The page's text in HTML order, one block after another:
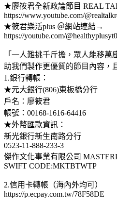
★廖筱君全新政論節目 REAL
https://www.youtube.com/
★筱君樂活plus ＠網站連結→
https://youtube.com/
「一人難挑千斤擔，眾人能移
助我們製作更優質的節目內容，
1.銀行轉帳：
★元大銀行(806)東板橋分行
戶名：廖筱君
帳號：00168-1616-64416
★外幣匯款資訊：
新光銀行新生南路分行
0523-11-888-233-3
傑作文化事業有限公司
SWIFT CODE:MKTBTWTP
2.信用卡轉帳（海內外均可）
https://p.ecpay.com.tw/78F58DE